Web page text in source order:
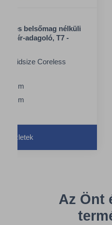
belsőmag nélküli
adagoló, T7 -
- Midsize Coreless
cm
cm
Részletek
Az Önt